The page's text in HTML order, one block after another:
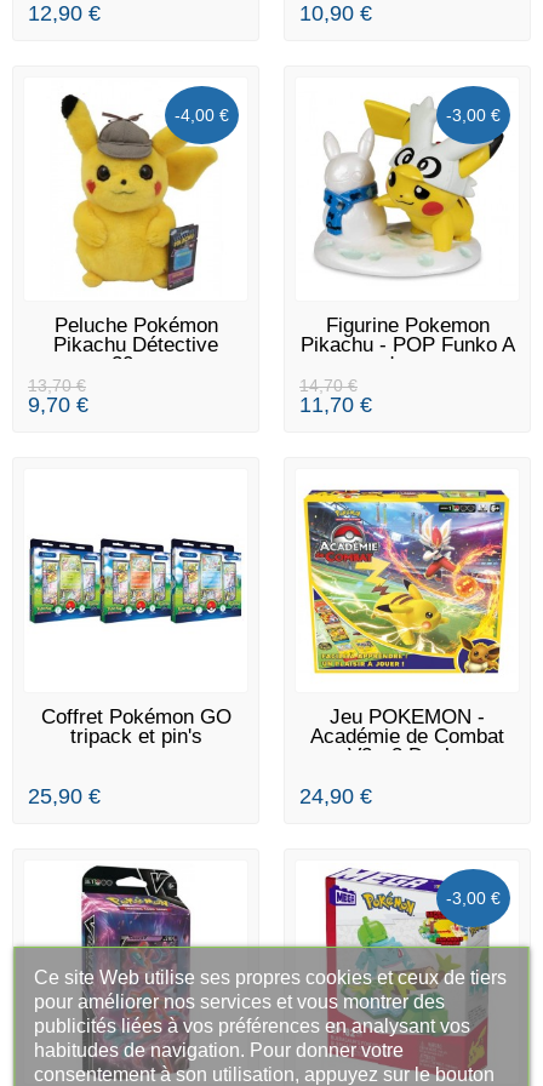
12,90 € 10,90 €
-4,00 €
EN STOCK
Peluche Pokémon
Pikachu Détective
20cm
13,70 €
9,70 €
-3,00 €
EN STOCK
Figurine Pokemon
Pikachu - POP Funko A
day...
14,70 €
11,70 €
RUPTURE DE STOCK
Coffret Pokémon GO
tripack et pin's
25,90 €
DERNIERS ARTICLES EN
STOCK
Jeu POKEMON -
Académie de Combat
V2 - 3 Decks
24,90 €
-3,00 €
Ce site Web utilise ses propres cookies et ceux de tiers
pour améliorer nos services et vous montrer des
publicités liées à vos préférences en analysant vos
habitudes de navigation. Pour donner votre
consentement à son utilisation, appuyez sur le bouton